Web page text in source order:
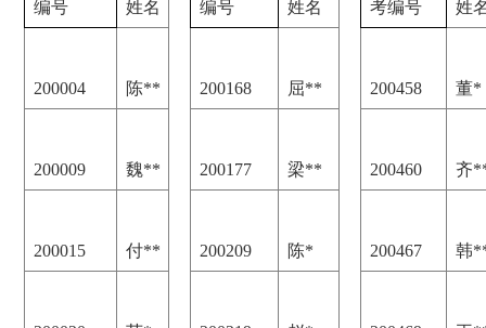
编号 姓名 编号 姓名 考编号 姓
200004 陈** 200168 屈** 200458 董*
200009 魏** 200177 梁** 200460 齐
200015 付** 200209 陈* 200467 韩